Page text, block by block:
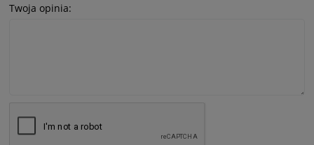
Twoja opinia: